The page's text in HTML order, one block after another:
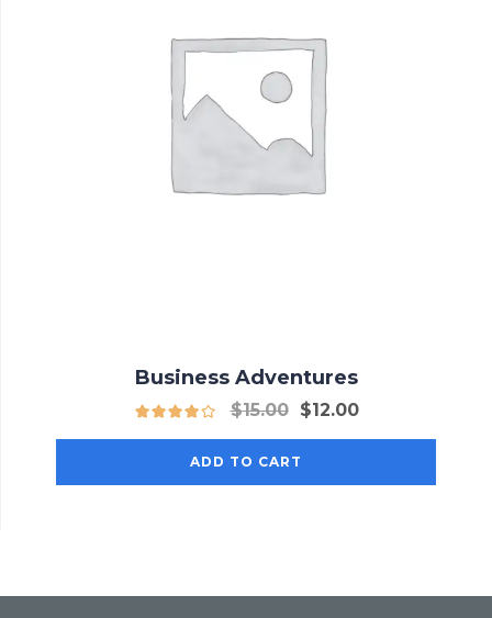
Business Adventures
$15.00
Original
was:
$15.00.
$12.00Current
$12.00.
ADD TO CART